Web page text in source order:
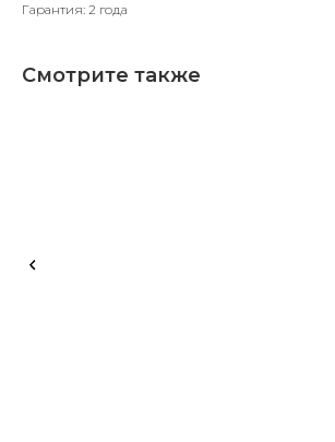
Гарантия: 2 года
Смотрите также